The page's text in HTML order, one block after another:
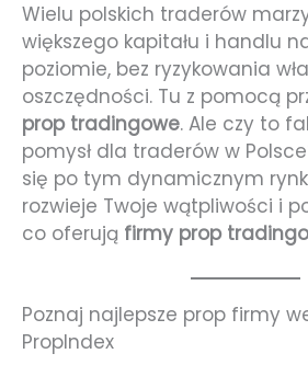
Wielu polskich traderów
większego kapitału i handlu
poziomie, bez ryzykowania
oszczędności. Tu z pomocą
prop tradingowe. Ale czy to
pomysł dla traderów w
się po tym dynamicznym
rozwieje Twoje wątpliwości i
co oferują firmy prop
Poznaj najlepsze prop firmy
PropIndex